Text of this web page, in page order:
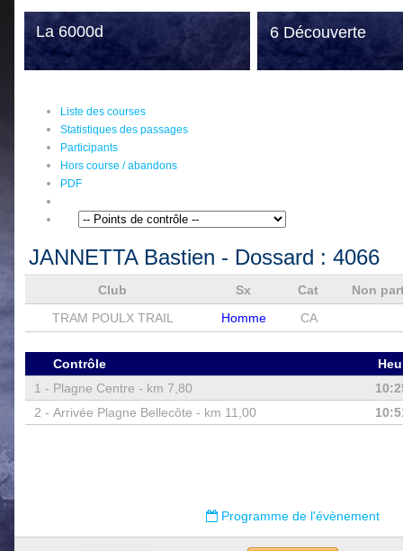
La 6000d 6 Découverte
Liste des courses
Statistiques des passages
Participants
Hors course / abandons
PDF
JANNETTA Bastien - Dossard : 4066
Club Sx Cat
Non
TRAM POULX TRAIL
Homme CA
Contrôle
1 - Plagne Centre - km 7,80
2 - Arrivée Plagne Bellecôte - km 11,00
Programme de l'évènement